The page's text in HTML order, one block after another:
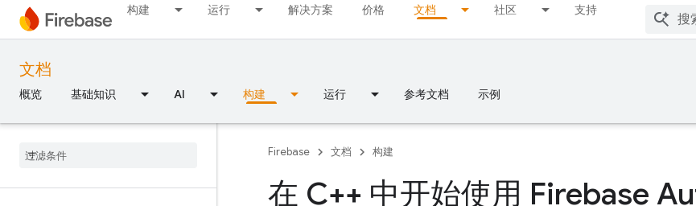
构建 运行 解决方案 价格 文档 社区 支持
文档
概览 基础知识 AI 构建 运行 参考文档 示例
Firebase 文档 构建
在 C++ 中开始使用 Firebase